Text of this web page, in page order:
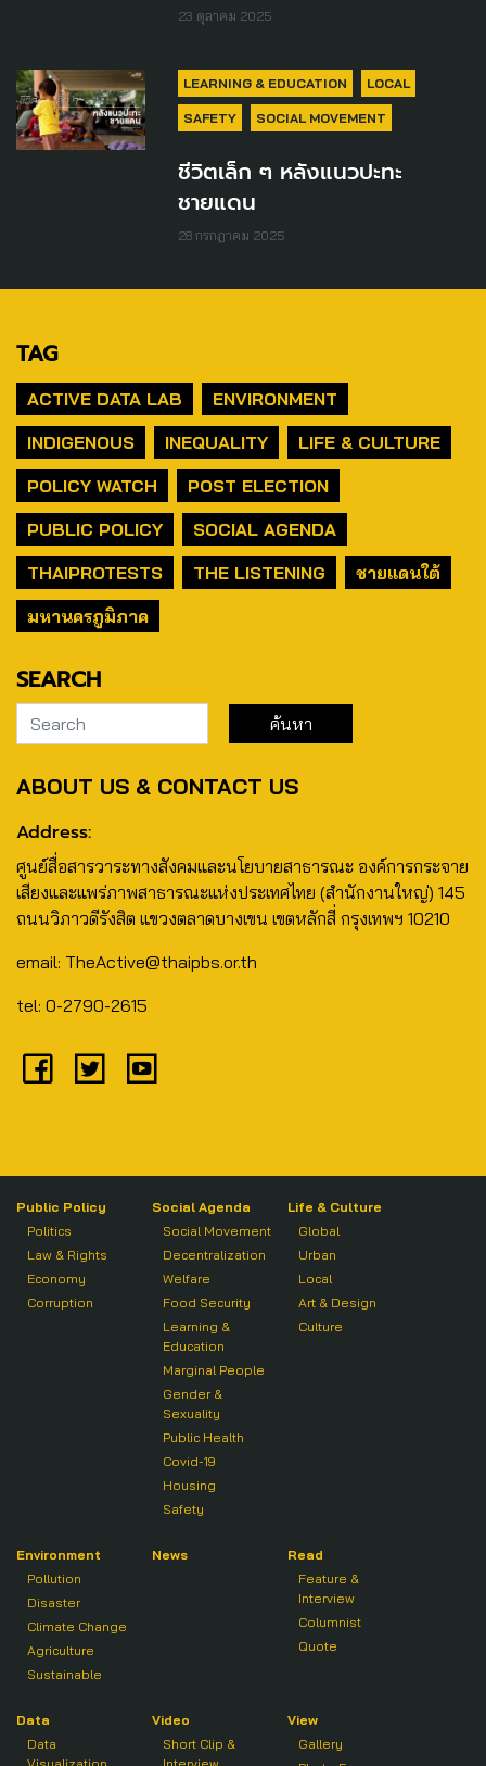
23 ตุลาคม 2025
LEARNING & EDUCATION LOCAL
SAFETY SOCIAL MOVEMENT
ชีวิตเล็ก ๆ หลังแนวปะทะ
ชายแดน
28 กรกฎาคม 2025
TAG
ACTIVE DATA LAB
ENVIRONMENT
INDIGENOUS
INEQUALITY
LIFE & CULTURE
POLICY WATCH
POST ELECTION
PUBLIC POLICY
SOCIAL AGENDA
THAIPROTESTS
THE LISTENING
ชายแดนใต้
มหานครภูมิภาค
SEARCH
ABOUT US & CONTACT US
Address:
ศูนย์สื่อสารวาระทางสังคมและนโยบายสาธารณะ องค์การกระจาย
เสียงและแพร่ภาพสาธารณะแห่งประเทศไทย (สำนักงานใหญ่) 145
ถนนวิภาวดีรังสิต แขวงตลาดบางเขน เขตหลักสี่ กรุงเทพฯ 10210
email: TheActive@thaipbs.or.th
tel: 0-2790-2615
Public Policy
Politics
Law & Rights
Economy
Corruption
Social Agenda
Social Movement
Decentralization
Welfare
Food Security
Learning &
Education
Marginal People
Gender &
Sexuality
Public Health
Covid-19
Housing
Safety
Life & Culture
Global
Urban
Local
Art & Design
Culture
Environment
Pollution
Disaster
Climate Change
Agriculture
Sustainable
News
Read
Feature &
Interview
Columnist
Quote
Data
Data
Video
Short Clip &
View
Gallery